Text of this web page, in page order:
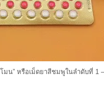
อเม็ดยาสีชมพูในลำดับที่ 1 –